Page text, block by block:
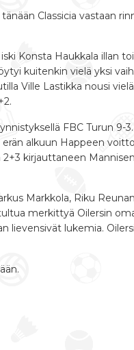
Classicia vastaan
Konsta Haukkala illan
kuitenkin vielä yksi
Ville Lastikka nousi
FBC Turun 9-
alkuun Happeen
kirjauttaneen
Markkola, Riku
merkittyä Oilersin
lievensivät lukemia.